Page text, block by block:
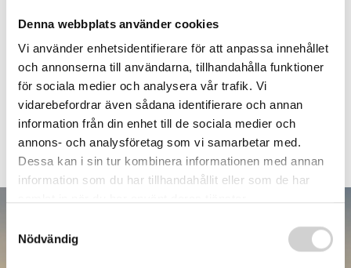
Denna webbplats använder cookies
Vi använder enhetsidentifierare för att anpassa innehållet
och annonserna till användarna, tillhandahålla funktioner
för sociala medier och analysera vår trafik. Vi
vidarebefordrar även sådana identifierare och annan
information från din enhet till de sociala medier och
annons- och analysföretag som vi samarbetar med.
Dessa kan i sin tur kombinera informationen med annan
information som du har tillhandahållit eller som de har
Nödvändig
En stor fördel med skalan är att den är utprövad via
forskning. På så vis blir bilden tydligare vad gäller dina
symtom och om det är värt det för dig att genomgå
utredning. Dessutom går den snabbt att genomföra –
särskilt med vår automatiserade rättning.